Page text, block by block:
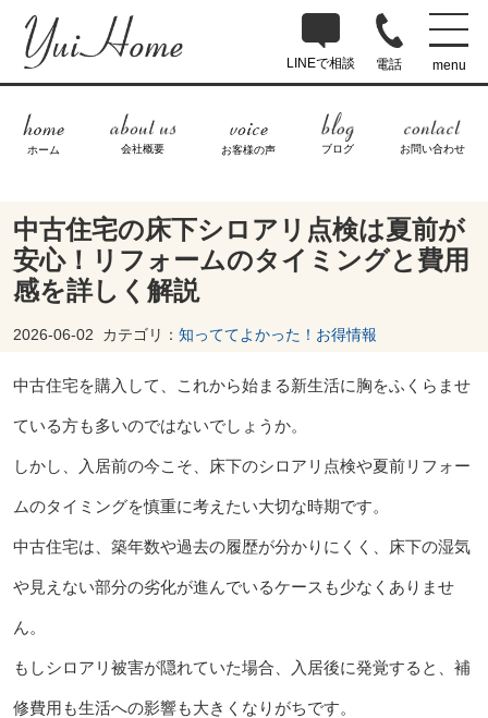
LINEで相談 電話 menu
ホーム 会社概要 お客様の声 ブログ お問い合わせ
中古住宅の床下シロアリ点検は夏前が
安心！リフォームのタイミングと費用
感を詳しく解説
2026-06-02 カテゴリ： 知っててよかった！お得情報
中古住宅を購入して、これから始まる新生活に胸をふくらませ
ている方も多いのではないでしょうか。
しかし、入居前の今こそ、床下のシロアリ点検や夏前リフォー
ムのタイミングを慎重に考えたい大切な時期です。
中古住宅は、築年数や過去の履歴が分かりにくく、床下の湿気
や見えない部分の劣化が進んでいるケースも少なくありませ
ん。
もしシロアリ被害が隠れていた場合、入居後に発覚すると、補
修費用も生活への影響も大きくなりがちです。